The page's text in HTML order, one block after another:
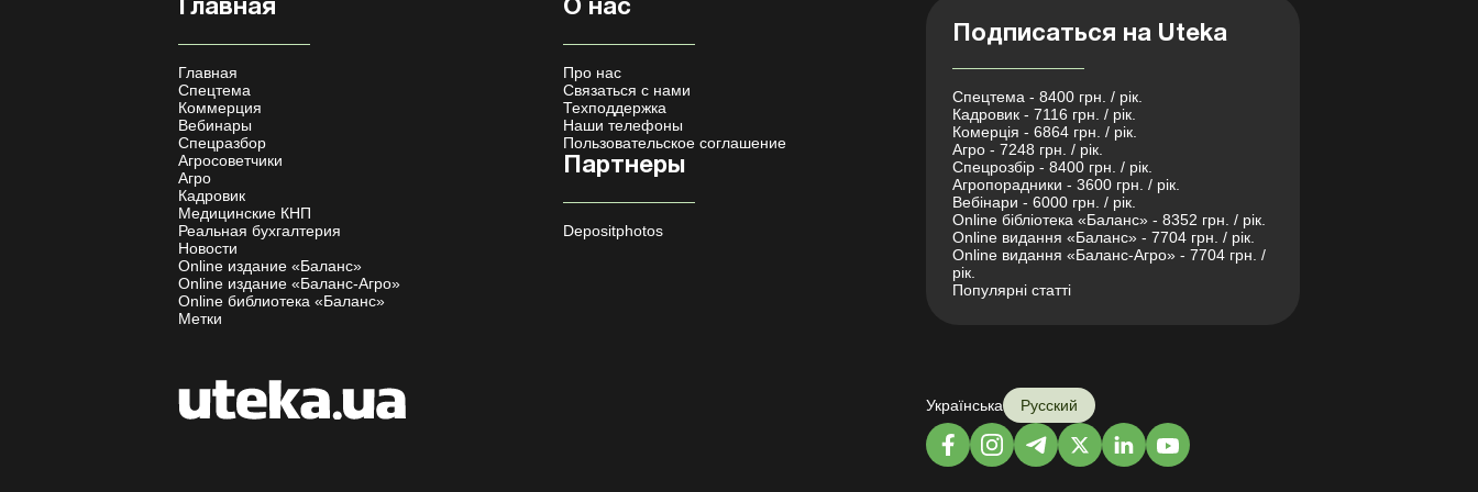
Главная
Главная
Спецтема
Коммерция
Вебинары
Спецразбор
Агросоветчики
Агро
Кадровик
Медицинские КНП
Реальная бухгалтерия
Новости
Online издание «Баланс»
Online издание «Баланс-Агро»
Online библиотека «Баланс»
Метки
О нас
Про нас
Связаться с нами
Техподдержка
Наши телефоны
Пользовательское соглашение
Партнеры
Depositphotos
Подписаться на Uteka
Спецтема - 8400 грн. / рік.
Кадровик - 7116 грн. / рік.
Комерція - 6864 грн. / рік.
Агро - 7248 грн. / рік.
Спецрозбір - 8400 грн. / рік.
Агропорадники - 3600 грн. / рік.
Вебінари - 6000 грн. / рік.
Online бібліотека «Баланс» - 8352 грн. / рік.
Online видання «Баланс» - 7704 грн. / рік.
Online видання «Баланс-Агро» - 7704 грн. /
рік.
Популярні статті
Українська Русский